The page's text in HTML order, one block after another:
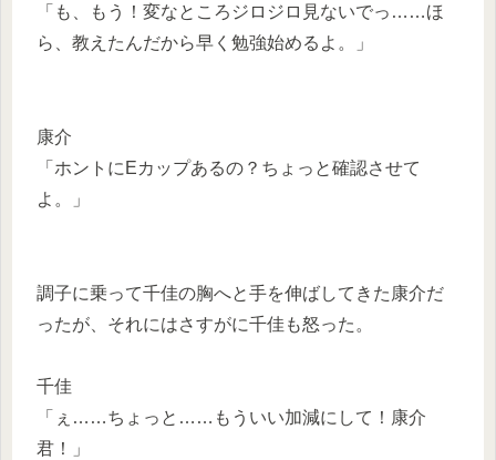
「も、もう！変なところジロジロ見ないでっ……ほ
ら、教えたんだから早く勉強始めるよ。」
康介
「ホントにEカップあるの？ちょっと確認させて
よ。」
調子に乗って千佳の胸へと手を伸ばしてきた康介だ
ったが、それにはさすがに千佳も怒った。
千佳
「ぇ……ちょっと……もういい加減にして！康介
君！」